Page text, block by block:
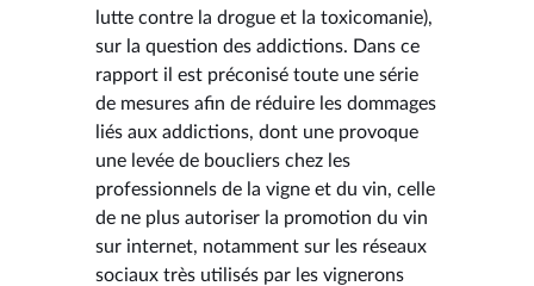
lutte contre la drogue et la toxicomanie),
sur la question des addictions. Dans ce
rapport il est préconisé toute une série
de mesures afin de réduire les dommages
liés aux addictions, dont une provoque
une levée de boucliers chez les
professionnels de la vigne et du vin, celle
de ne plus autoriser la promotion du vin
sur internet, notamment sur les réseaux
sociaux très utilisés par les vignerons